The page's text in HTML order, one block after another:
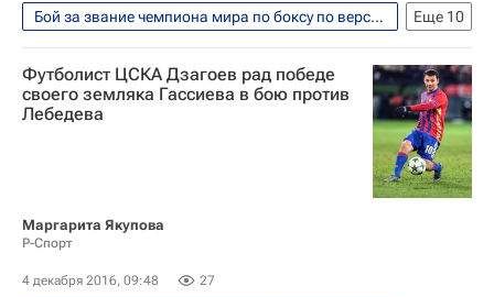
Еще 10
Бой за звание чемпиона мира по боксу по версиям WBA и IBF между россиянами Денисом Лебедевым и Муратом Гассиевым прошел 3 декабря 2016
Интервью - Авторы
Аналитика
Единоборства
Спорт
Барселона
Реал Мадрид
Футболист ЦСКА Дзагоев рад победе
своего земляка Гассиева в бою против
Лебедева
Маргарита Якупова
Р-Спорт
4 декабря 2016, 09:48 27